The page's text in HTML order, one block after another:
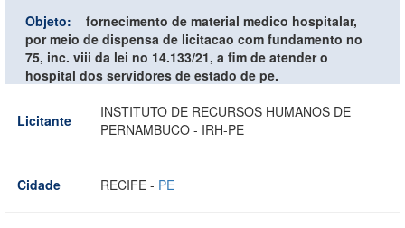
Objeto:
fornecimento de material medico hospitalar,
por meio de dispensa de licitacao com fundamento no
75, inc. viii da lei no 14.133/21, a fim de atender o
hospital dos servidores de estado de pe.
Licitante
INSTITUTO DE RECURSOS HUMANOS DE
PERNAMBUCO - IRH-PE
Cidade RECIFE - PE